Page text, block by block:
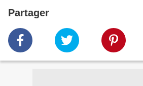
Partager